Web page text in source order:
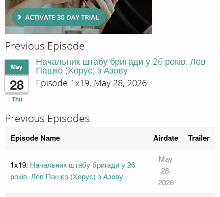
Previous Episode
May
28
Thu
Начальник штабу бригади у 26 років. Лев
Пашко (Хорус) з Азову
Episode 1x19; May 28, 2026
Previous Episodes
Episode Name Airdate Trailer
1x19: Начальник штабу бригади у 26
років. Лев Пашко (Хорус) з Азову
May
28,
2026